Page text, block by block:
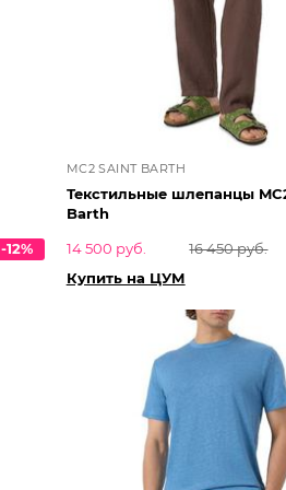
-12%
MC2 SAINT BARTH
Текстильные шлепанцы
Barth
14 500 руб.
16 450 руб.
Купить на ЦУМ